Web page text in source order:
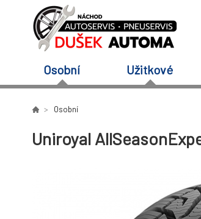
Osobní Užitkové
Osobní
Uniroyal